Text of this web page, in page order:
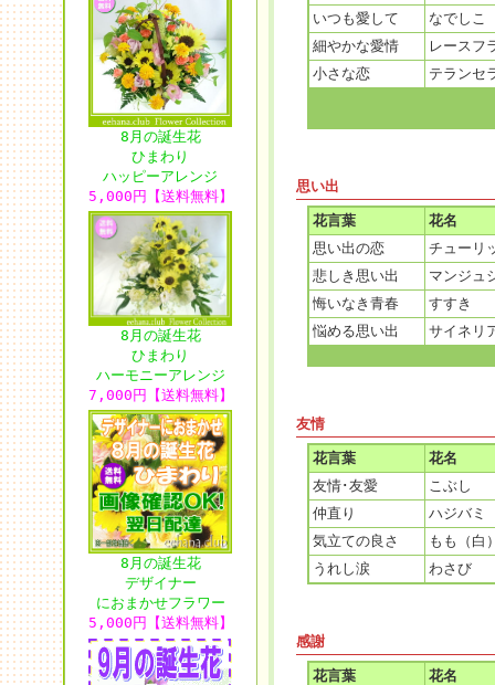
8月の誕生花
ひまわり
ハッピーアレンジ
5,000円【送料無料】
8月の誕生花
ひまわり
ハーモニーアレンジ
7,000円【送料無料】
8月の誕生花
デザイナー
におまかせフラワー
5,000円【送料無料】
いつも愛して
なでしこ
細やかな愛情
レースフ
小さな恋
テランセ
思い出
花言葉
花名
思い出の恋
チューリ
悲しき思い出
マンジュ
悔いなき青春
すすき
悩める思い出
サイネリ
友情
花言葉
花名
友情･友愛
こぶし
仲直り
ハジバミ
気立ての良さ
もも（白
うれし涙
わさび
感謝
花言葉
花名